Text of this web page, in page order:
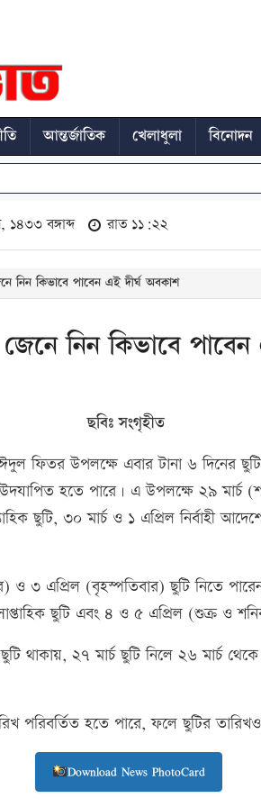
আন্তর্জাতিক খেলাধুলা বিনোদন
বঙ্গাব্দ রাত ১১:২২
নিন কিভাবে পাবেন এই দীর্ঘ অবকাশ
নিন কিভাবে
ছবিঃ সংগৃহীত
ফিতর উপলক্ষে এবার টানা ৬ দিনের
হতে পারে। এ উপলক্ষে ২৯ মার্চ
ছুটি, ৩০ মার্চ ও ১ এপ্রিল নির্বাহী
ও ৩ এপ্রিল (বৃহস্পতিবার) ছুটি নিতে
ছুটি এবং ৪ ও ৫ এপ্রিল (শুক্র ও
থাকায়, ২৭ মার্চ ছুটি নিলে ২৬ মার্চ
পরিবর্তিত হতে পারে, ফলে ছুটির
Download News PhotoCard